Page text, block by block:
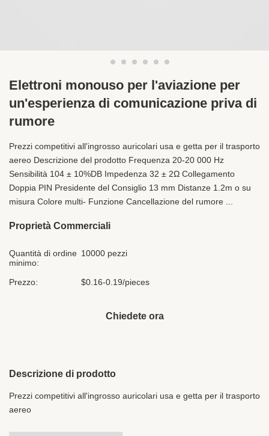
Elettroni monouso per l'aviazione per
un'esperienza di comunicazione priva di
rumore
Prezzi competitivi all'ingrosso auricolari usa e getta per il trasporto
aereo Descrizione del prodotto Frequenza 20-20 000 Hz
Sensibilità 104 ± 10%DB Impedenza 32 ± 2Ω Collegamento
Doppia PIN Presidente del Consiglio 13 mm Distanze 1.2m o su
misura Colore multi- Funzione Cancellazione del rumore ...
Proprietà Commerciali
Quantità di ordine
minimo:
10000 pezzi
Prezzo: $0.16-0.19/pieces
Chiedete ora
Descrizione di prodotto
Prezzi competitivi all'ingrosso auricolari usa e getta per il trasporto
aereo